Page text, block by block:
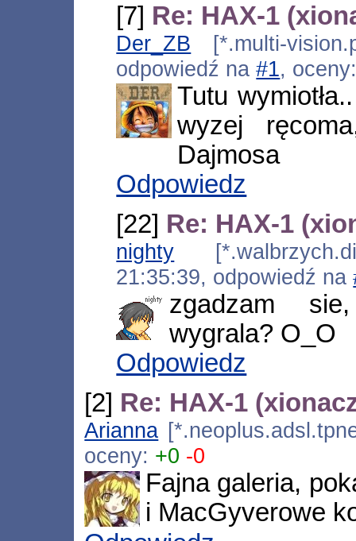
[7] Re: HAX-1
Der_ZB [*.multi-
odpowiedź na#1,
Tutu
wyzej
Dajmosa
Odpowiedz
[22] Re: HAX-1
nighty
21:35:39, odpowiedź na
zgadzam
wygrala? O_O
Odpowiedz
[2] Re: HAX-1
Arianna
oceny: +0 -0
Fajna galeria,
i MacGyverowe